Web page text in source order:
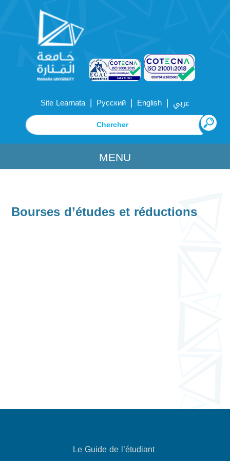
Site Learnata | Русский | English | عربي
MENU
Bourses d’études et réductions
Le Guide de l’étudiant